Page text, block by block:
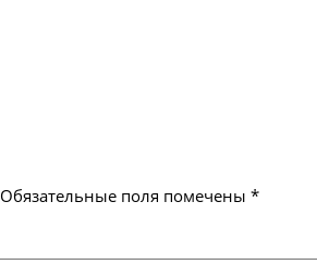
Обязательные поля помечены*